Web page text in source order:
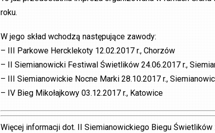
roku.
W jego skład wchodzą następujące zawody:
– III Parkowe Hercklekoty 12.02.2017 r., Chorzów
– II Siemianowicki Festiwal Świetlików 24.06.2017 r.,
– III Siemianowickie Nocne Marki 28.10.2017 r.,
– IV Bieg Mikołajkowy 03.12.2017 r., Katowice
Więcej informacji dot. II Siemianowickiego Biegu Świetlików